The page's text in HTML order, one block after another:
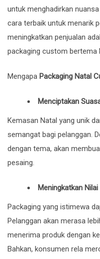
untuk menghadirkan
cara terbaik untuk menarik
meningkatkan penjualan
packaging custom bertema
Mengapa Packaging Natal
Menciptakan
Kemasan Natal yang unik
semangat bagi pelanggan.
dengan tema, akan
pesaing.
Meningkatkan
Packaging yang istimewa
Pelanggan akan merasa
menerima produk dengan
Bahkan, konsumen rela